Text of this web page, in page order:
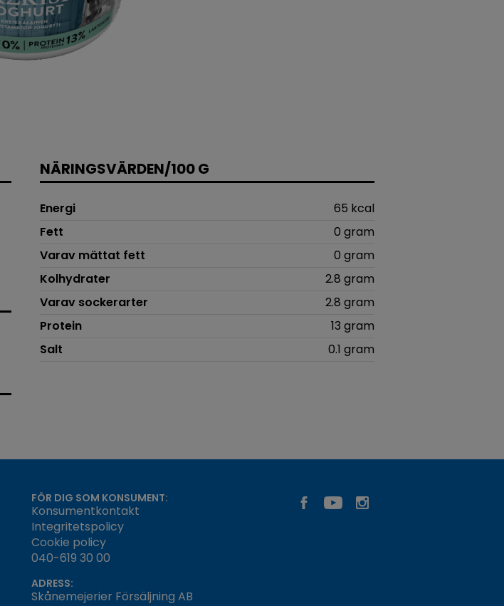
NÄRINGSVÄRDEN/100 G
Energi
65 kcal
Fett
0 gram
Varav mättat fett
0 gram
Kolhydrater
2.8 gram
Varav sockerarter
2.8 gram
Protein
13 gram
Salt
0.1 gram
FÖR DIG SOM KONSUMENT:
Konsumentkontakt
Integritetspolicy
Cookie policy
040-619 30 00
ADRESS:
Skånemejerier Försäljning AB